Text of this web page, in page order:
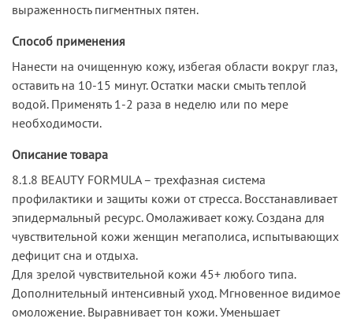
выраженность пигментных пятен.
Способ применения
Нанести на очищенную кожу, избегая области вокруг глаз,
оставить на 10-15 минут. Остатки маски смыть теплой
водой. Применять 1-2 раза в неделю или по мере
необходимости.
Описание товара
8.1.8 BEAUTY FORMULA – трехфазная система
профилактики и защиты кожи от стресса. Восстанавливает
эпидермальный ресурс. Омолаживает кожу. Создана для
чувствительной кожи женщин мегаполиса, испытывающих
дефицит сна и отдыха.
Для зрелой чувствительной кожи 45+ любого типа.
Дополнительный интенсивный уход. Мгновенное видимое
омоложение. Выравнивает тон кожи. Уменьшает